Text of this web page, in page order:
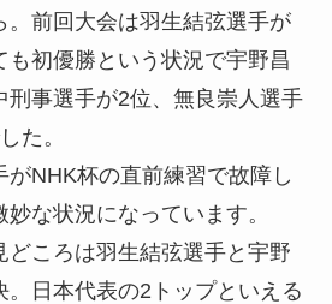
。前回大会は羽生結弦選手が
も初優勝という状況で宇野昌
刑事選手が2位、無良崇人選手
た。
NHK杯の直前練習で故障し
な状況になっています。
どころは羽生結弦選手と宇野
。日本代表の2トップといえる